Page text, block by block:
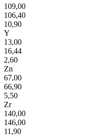
109,00
106,40
10,90
Y
13,00
16,44
2,60
Zn
67,00
66,90
5,50
Zr
140,00
146,00
11,90